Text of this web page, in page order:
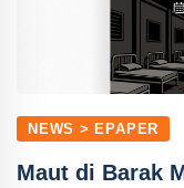
NEWS > EPAPER
Maut di Barak